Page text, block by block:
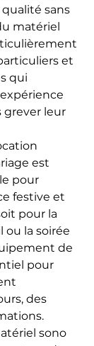
sans
matériel
et
qui
grever leur
est
pour
festive et
pour la
ou la soirée
de
pour
des
sono